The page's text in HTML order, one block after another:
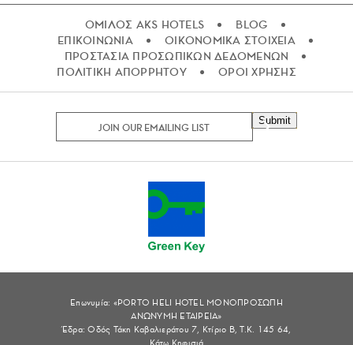
ΟΜΙΛΟΣ AKS HOTELS
BLOG
ΕΠΙΚΟΙΝΩΝΙΑ
ΟΙΚΟΝΟΜΙΚΑ ΣΤΟΙΧΕΙΑ
ΠΡΟΣΤΑΣΙΑ ΠΡΟΣΩΠΙΚΩΝ ΔΕΔΟΜΕΝΩΝ
ΠΟΛΙΤΙΚΗ ΑΠΟΡΡΗΤΟΥ
ΟΡΟΙ ΧΡΗΣΗΣ
Submit
Επωνυμία: «PORTO HELI HOTEL ΜΟΝΟΠΡΟΣΩΠΗ
ΑΝΩΝΥΜΗ ΕΤΑΙΡΕΙΑ»
Έδρα: Οδός Τάκη Καβαλιεράτου 7, Κτίριο Β, Τ.Κ. 145 64,
Κάτω Κηφισιά